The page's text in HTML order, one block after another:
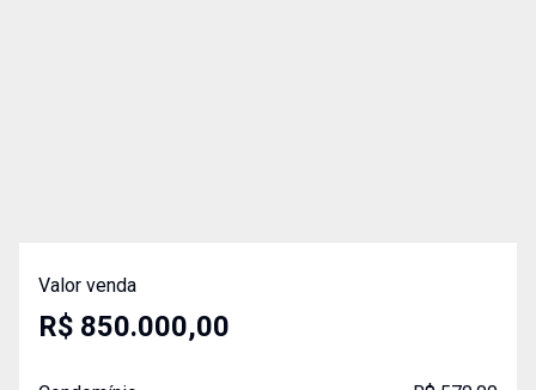
Valor venda
R$ 850.000,00